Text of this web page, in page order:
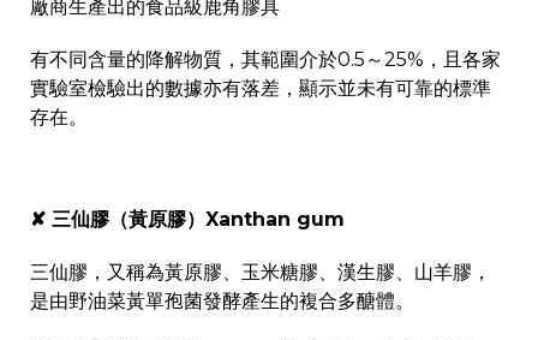
廠商生產出的食品級鹿角膠具
有不同含量的降解物質，其範圍介於0.5～25%，且各家
實驗室檢驗出的數據亦有落差，顯示並未有可靠的標準
存在。
✘ 三仙膠（黃原膠）Xanthan gum
三仙膠，又稱為黃原膠、玉米糖膠、漢生膠、山羊膠，
是由野油菜黃單孢菌發酵產生的複合多醣體。